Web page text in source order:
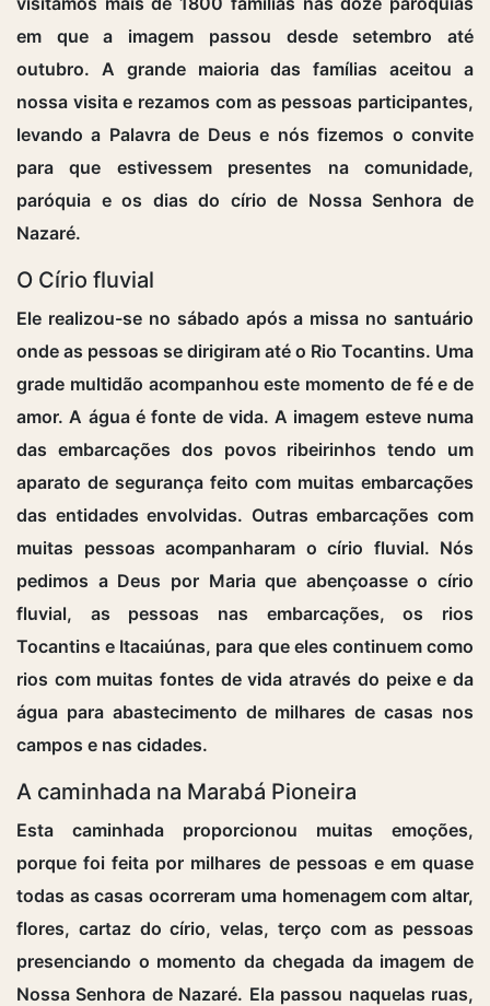
em que a imagem passou desde setembro até
outubro. A grande maioria das famílias aceitou a
nossa visita e rezamos com as pessoas participantes,
levando a Palavra de Deus e nós fizemos o convite
para que estivessem presentes na comunidade,
paróquia e os dias do círio de Nossa Senhora de
Nazaré.
O Círio fluvial
Ele realizou-se no sábado após a missa no santuário
onde as pessoas se dirigiram até o Rio Tocantins. Uma
grade multidão acompanhou este momento de fé e de
amor. A água é fonte de vida. A imagem esteve numa
das embarcações dos povos ribeirinhos tendo um
aparato de segurança feito com muitas embarcações
das entidades envolvidas. Outras embarcações com
muitas pessoas acompanharam o círio fluvial. Nós
pedimos a Deus por Maria que abençoasse o círio
fluvial, as pessoas nas embarcações, os rios
Tocantins e Itacaiúnas, para que eles continuem como
rios com muitas fontes de vida através do peixe e da
água para abastecimento de milhares de casas nos
campos e nas cidades.
A caminhada na Marabá Pioneira
Esta caminhada proporcionou muitas emoções,
porque foi feita por milhares de pessoas e em quase
todas as casas ocorreram uma homenagem com altar,
flores, cartaz do círio, velas, terço com as pessoas
presenciando o momento da chegada da imagem de
Nossa Senhora de Nazaré. Ela passou naquelas ruas,